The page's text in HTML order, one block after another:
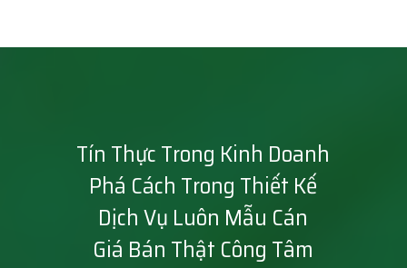
Tín Thực Trong Kinh Doanh
Phá Cách Trong Thiết Kế
Dịch Vụ Luôn Mẫu Cán
Giá Bán Thật Công Tâm